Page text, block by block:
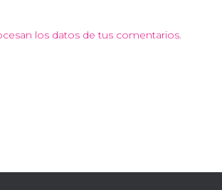
los datos de tus comentarios.